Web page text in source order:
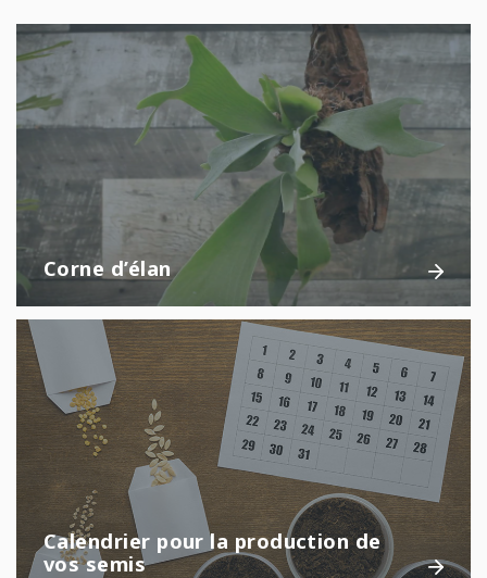
Corne d’élan
Calendrier pour la production de
vos semis